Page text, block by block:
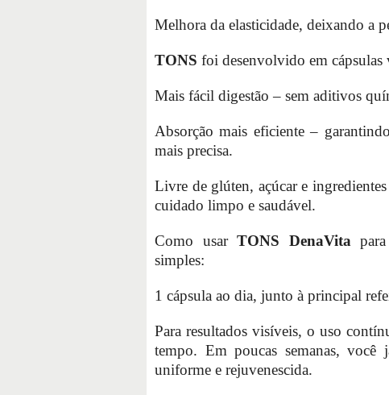
Melhora da elasticidade, deixando a
TONS foi desenvolvido em cápsulas
Mais fácil digestão – sem aditivos
Absorção mais eficiente –
mais precisa.
Livre de glúten, açúcar e
cuidado limpo e saudável.
Como usarTONS DenaVita
simples:
1 cápsula ao dia, junto à principal
Para resultados visíveis, o uso
tempo. Em poucas semanas,
uniforme e rejuvenescida.